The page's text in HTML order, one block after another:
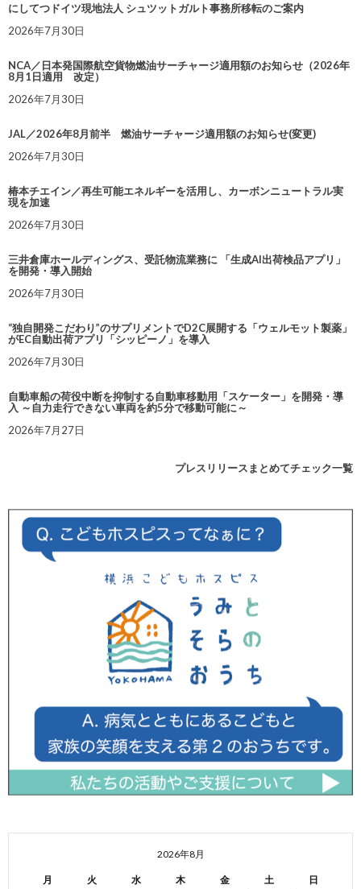
にしてつドイツ現地法人 シュツットガルト事務所移転のご案内
2026年7月30日
NCA／日本発国際航空貨物燃油サーチャージ適用額のお知らせ（2026年
8月1日適用 改定）
2026年7月30日
JAL／2026年8月前半 燃油サーチャージ適用額のお知らせ(変更)
2026年7月30日
椿本チエイン／再生可能エネルギーを活用し、カーボンニュートラル実
現を加速
2026年7月30日
三井倉庫ホールディングス、受託物流業務に 「生成AI出荷検品アプリ」
を開発・導入開始
2026年7月30日
“独自開発こだわり”のサプリメントでD2C展開する「ウェルモット製薬」
がEC自動出荷アプリ「シッピーノ」を導入
2026年7月30日
自動車船の荷役中断を抑制する自動車移動用「スケーター」を開発・導
入 ～自力走行できない車両を約5分で移動可能に～
2026年7月27日
プレスリリースまとめてチェック一覧
2026年8月
月 火 水 木 金 土 日